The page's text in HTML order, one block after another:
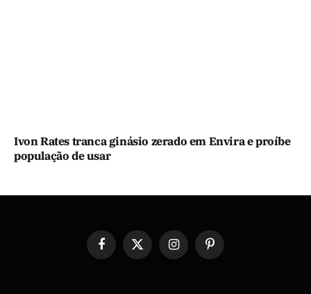
Ivon Rates tranca ginásio zerado em Envira e proíbe
população de usar
Facebook
X
InstagramPinterest